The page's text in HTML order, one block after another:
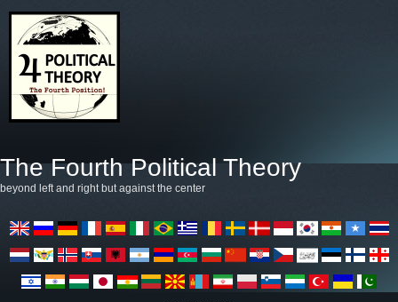
The Fourth Political Theory
beyond left and right but against the center